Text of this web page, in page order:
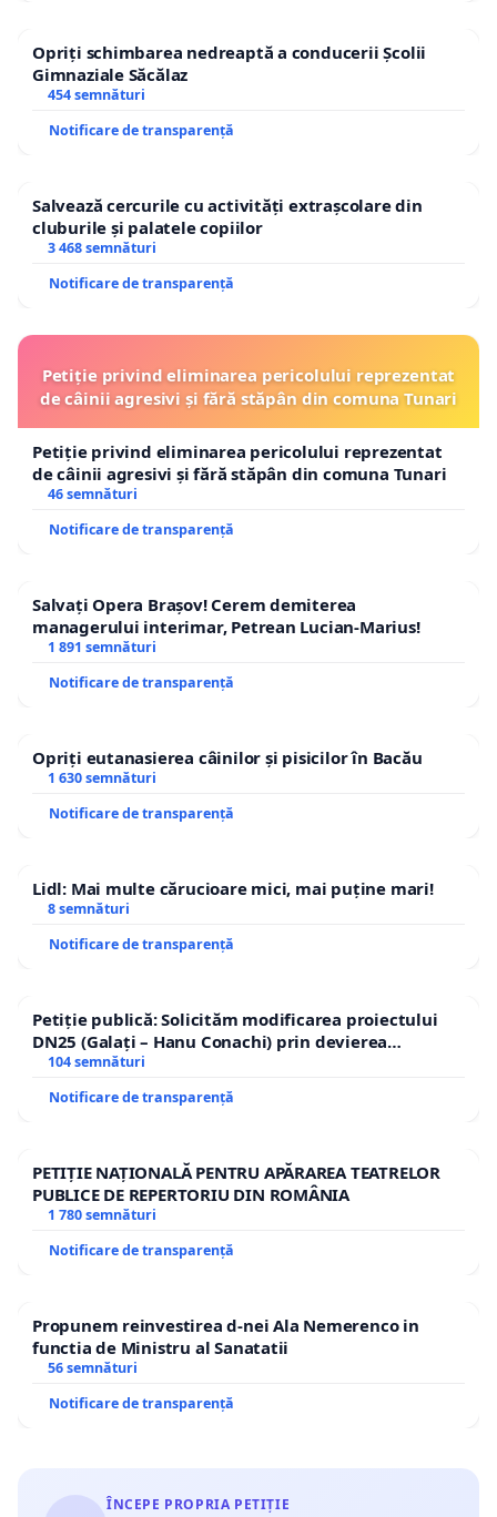
Opriți schimbarea nedreaptă a conducerii Școlii
Gimnaziale Săcălaz
454 semnături
Notificare de transparență
Salvează cercurile cu activități extrașcolare din
cluburile și palatele copiilor
3 468 semnături
Notificare de transparență
Petiție privind eliminarea pericolului reprezentat
de câinii agresivi și fără stăpân din comuna Tunari
Petiție privind eliminarea pericolului reprezentat
de câinii agresivi și fără stăpân din comuna Tunari
46 semnături
Notificare de transparență
Salvați Opera Brașov! Cerem demiterea
managerului interimar, Petrean Lucian-Marius!
1 891 semnături
Notificare de transparență
Opriți eutanasierea câinilor și pisicilor în Bacău
1 630 semnături
Notificare de transparență
Lidl: Mai multe cărucioare mici, mai puține mari!
8 semnături
Notificare de transparență
Petiție publică: Solicităm modificarea proiectului
DN25 (Galați – Hanu Conachi) prin devierea
traseului în afara localităților!
104 semnături
Notificare de transparență
PETIȚIE NAȚIONALĂ PENTRU APĂRAREA TEATRELOR
PUBLICE DE REPERTORIU DIN ROMÂNIA
1 780 semnături
Notificare de transparență
Propunem reinvestirea d-nei Ala Nemerenco in
functia de Ministru al Sanatatii
56 semnături
Notificare de transparență
ÎNCEPE PROPRIA PETIȚIE